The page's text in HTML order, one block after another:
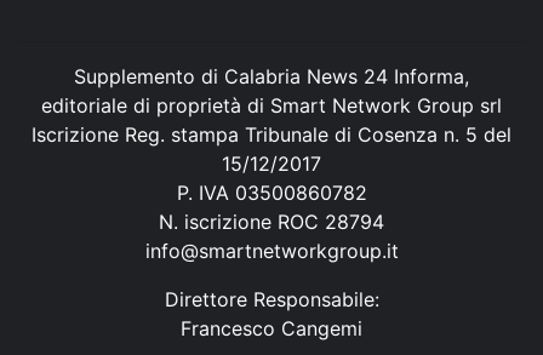
Supplemento di Calabria News 24 Informa,
editoriale di proprietà di Smart Network Group srl
Iscrizione Reg. stampa Tribunale di Cosenza n. 5 del
15/12/2017
P. IVA 03500860782
N. iscrizione ROC 28794
info@smartnetworkgroup.it
Direttore Responsabile:
Francesco Cangemi